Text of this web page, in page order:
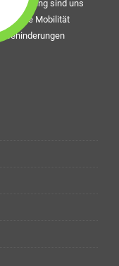
Beratung sind uns
die Mobilität
Behinderungen